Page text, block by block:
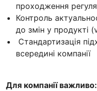
проходження
Контроль
до змін у продукті
Стандартизація
всередині компанії
Для компанії важливо: